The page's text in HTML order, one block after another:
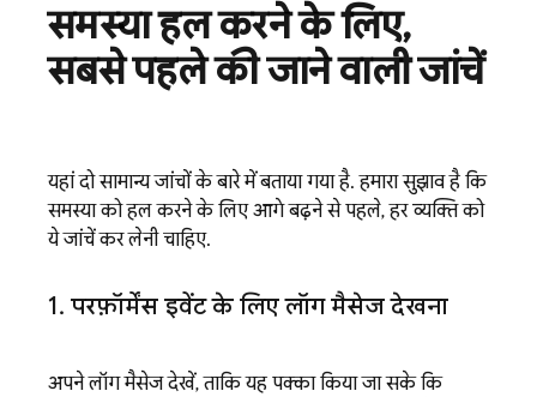
समस्या हल करने के लिए,
सबसे पहले की जाने वाली जांचें
यहां दो सामान्य जांचों के बारे में बताया गया है. हमारा सुझाव है कि
समस्या को हल करने के लिए आगे बढ़ने से पहले, हर व्यक्ति को
ये जांचें कर लेनी चाहिए.
1. परफ़ॉर्मेंस इवेंट के लिए लॉग मैसेज देखना
अपने लॉग मैसेज देखें, ताकि यह पक्का किया जा सके कि